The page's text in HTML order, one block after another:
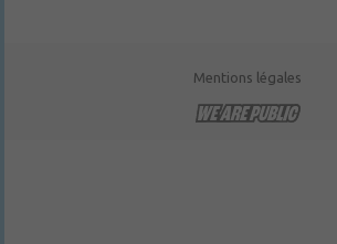
Mentions légales